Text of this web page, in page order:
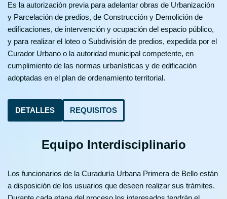
Es la autorización previa para adelantar obras de Urbanización
y Parcelación de predios, de Construcción y Demolición de
edificaciones, de intervención y ocupación del espacio público,
y para realizar el loteo o Subdivisión de predios, expedida por el
Curador Urbano o la autoridad municipal competente, en
cumplimiento de las normas urbanísticas y de edificación
adoptadas en el plan de ordenamiento territorial.
DETALLES REQUISITOS
Equipo Interdisciplinario
Los funcionarios de la Curaduría Urbana Primera de Bello están
a disposición de los usuarios que deseen realizar sus trámites.